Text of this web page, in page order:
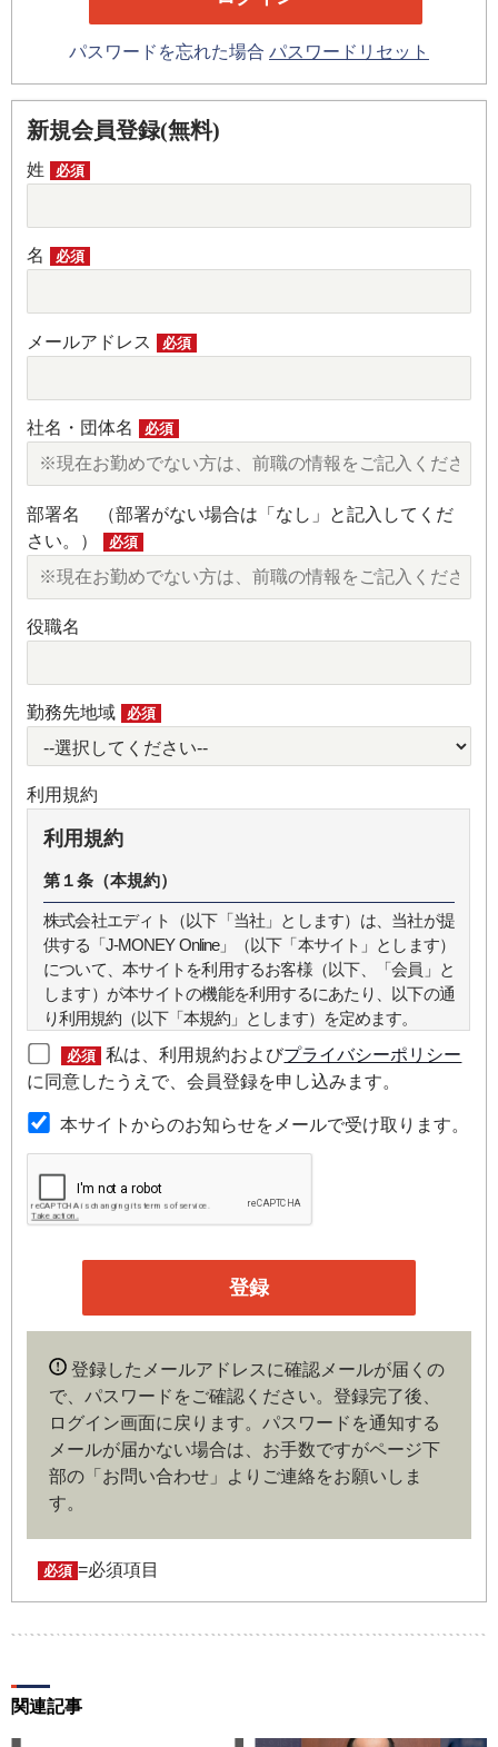
パスワードを忘れた場合 パスワードリセット
新規会員登録(無料)
姓 必須
名 必須
メールアドレス 必須
社名・団体名 必須
部署名 （部署がない場合は「なし」と記入してくだ
さい。）
必須
役職名
勤務先地域 必須
利用規約
利用規約
第１条（本規約）
株式会社エディト（以下「当社」とします）は、当社が提
供する「J-MONEY Online」（以下「本サイト」とします）
について、本サイトを利用するお客様（以下、「会員」と
します）が本サイトの機能を利用するにあたり、以下の通
り利用規約（以下「本規約」とします）を定めます。
第２条（本規約の範囲）
本規約は本サイトが提供するサービスについて規定したも
のです。
第３条（会員）
本サイトの会員は、機関投資家や金融機関の役職員、事業
企業や官公庁、研究機関などの役職員、もしくは専門家の
いずれかに該当していることを条件とし、登録の申し込み
を行うには、当社が入会を承諾した時点で、本会員規約の
の内容がある場合や本規約に違反するおそれがある場合に
は、当社は会員登録を拒否もしくは抹消することができま
す。
第４条（ユーザー名とパスワードの管理）
ユーザー名およびパスワードの利用、管理は会員の自己責
任において行うものとします。会員は、ユーザー名および
パスワードの第三者への漏洩、利用許諾、貸与、譲渡、名
用によって生じた損害の責任は、会員が負うものとし、当
第５条（著作権）
必須 私は、利用規約およびプライバシーポリシー
に同意したうえで、会員登録を申し込みます。
本サイトからのお知らせをメールで受け取ります。
登録したメールアドレスに確認メールが届くの
で、パスワードをご確認ください。登録完了後、
ログイン画面に戻ります。パスワードを通知する
メールが届かない場合は、お手数ですがページ下
部の「お問い合わせ」よりご連絡をお願いしま
す。
必須 =必須項目
関連記事